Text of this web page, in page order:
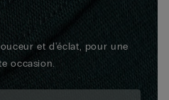
et d'éclat, pour une
occasion.